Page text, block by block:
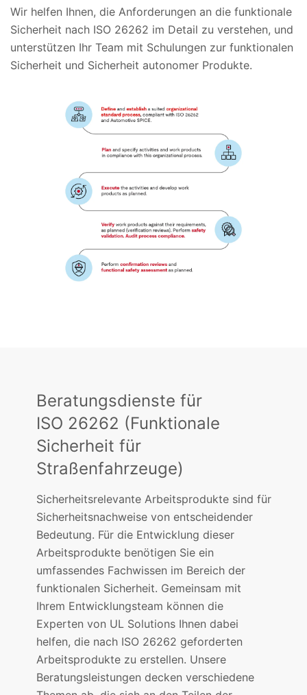
Wir helfen Ihnen, die Anforderungen an die funktionale
Sicherheit nach ISO 26262 im Detail zu verstehen, und
unterstützen Ihr Team mit Schulungen zur funktionalen
Sicherheit und Sicherheit autonomer Produkte.
Beratungsdienste für
ISO 26262 (Funktionale
Sicherheit für
Straßenfahrzeuge)
Sicherheitsrelevante Arbeitsprodukte sind für
Sicherheitsnachweise von entscheidender
Bedeutung. Für die Entwicklung dieser
Arbeitsprodukte benötigen Sie ein
umfassendes Fachwissen im Bereich der
funktionalen Sicherheit. Gemeinsam mit
Ihrem Entwicklungsteam können die
Experten von UL Solutions Ihnen dabei
helfen, die nach ISO 26262 geforderten
Arbeitsprodukte zu erstellen. Unsere
Beratungsleistungen decken verschiedene